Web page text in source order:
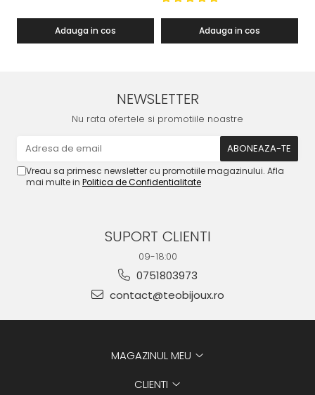
Adauga in cos Adauga in cos
NEWSLETTER
Nu rata ofertele si promotiile noastre
Vreau sa primesc newsletter cu promotiile magazinului. Afla
mai multe in Politica de Confidentialitate
SUPORT CLIENTI
09-18:00
0751803973
contact@teobijoux.ro
MAGAZINUL MEU
CLIENTI